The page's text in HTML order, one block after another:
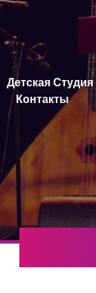
Детская Студия
Контакты